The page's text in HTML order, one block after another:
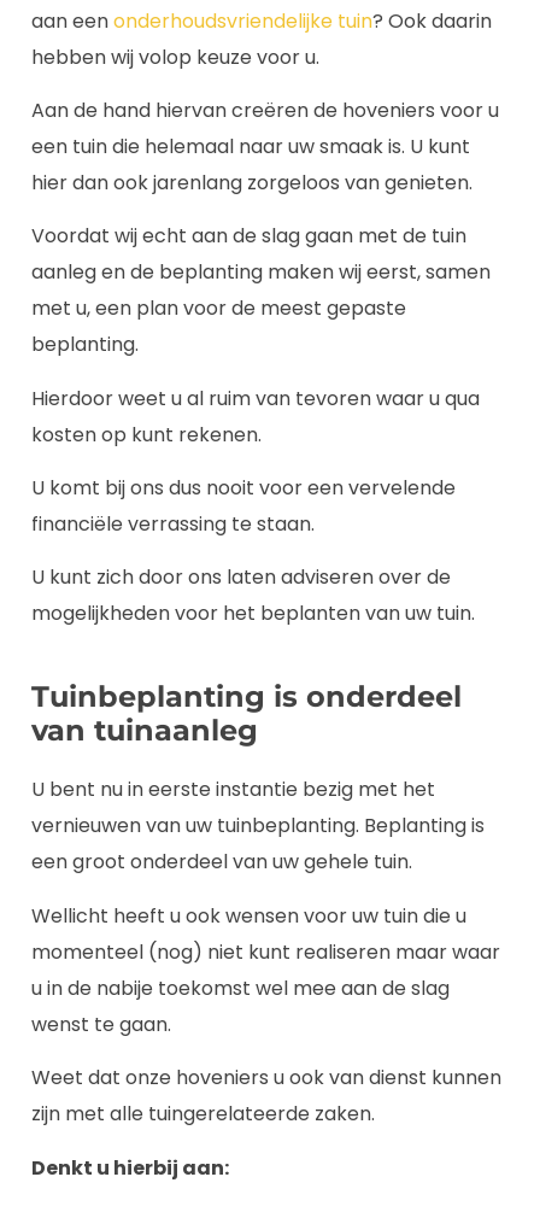
aan eenonderhoudsvriendelijke tuin? Ook daarin
hebben wij volop keuze voor u.
Aan de hand hiervan creëren de hoveniers voor u
een tuin die helemaal naar uw smaak is. U kunt
hier dan ook jarenlang zorgeloos van genieten.
Voordat wij echt aan de slag gaan met de tuin
aanleg en de beplanting maken wij eerst, samen
met u, een plan voor de meest gepaste
beplanting.
Hierdoor weet u al ruim van tevoren waar u qua
kosten op kunt rekenen.
U komt bij ons dus nooit voor een vervelende
financiële verrassing te staan.
U kunt zich door ons laten adviseren over de
mogelijkheden voor het beplanten van uw tuin.
Tuinbeplanting is onderdeel
van tuinaanleg
U bent nu in eerste instantie bezig met het
vernieuwen van uw tuinbeplanting. Beplanting is
een groot onderdeel van uw gehele tuin.
Wellicht heeft u ook wensen voor uw tuin die u
momenteel (nog) niet kunt realiseren maar waar
u in de nabije toekomst wel mee aan de slag
wenst te gaan.
Weet dat onze hoveniers u ook van dienst kunnen
zijn met alle tuingerelateerde zaken.
Denkt u hierbij aan: